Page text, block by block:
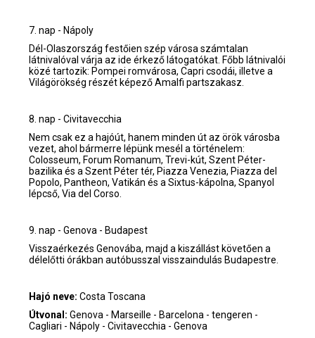
7. nap - Nápoly
Dél-Olaszország festőien szép városa számtalan
látnivalóval várja az ide érkező látogatókat. Főbb látnivalói
közé tartozik: Pompei romvárosa, Capri csodái, illetve a
Világörökség részét képező Amalfi partszakasz.
8. nap - Civitavecchia
Nem csak ez a hajóút, hanem minden út az örök városba
vezet, ahol bármerre lépünk mesél a történelem:
Colosseum, Forum Romanum, Trevi-kút, Szent Péter-
bazilika és a Szent Péter tér, Piazza Venezia, Piazza del
Popolo, Pantheon, Vatikán és a Sixtus-kápolna, Spanyol
lépcső, Via del Corso.
9. nap - Genova - Budapest
Visszaérkezés Genovába, majd a kiszállást követően a
délelőtti órákban autóbusszal visszaindulás Budapestre.
Hajó neve: Costa Toscana
Útvonal: Genova - Marseille - Barcelona - tengeren -
Cagliari - Nápoly - Civitavecchia - Genova